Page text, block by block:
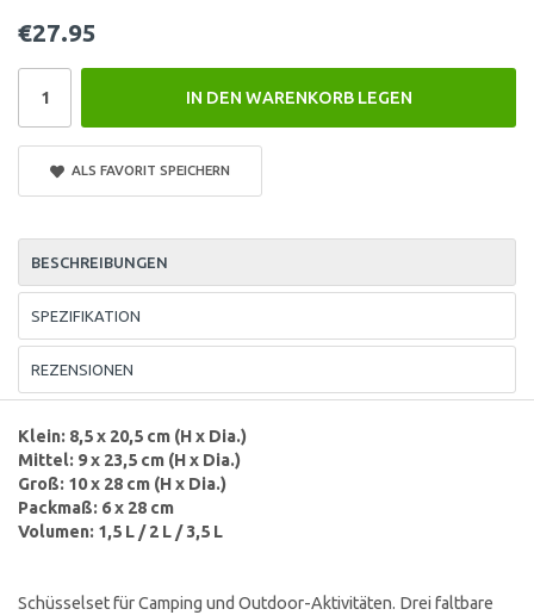
€27.95
IN DEN WARENKORB LEGEN
ALS FAVORIT SPEICHERN
BESCHREIBUNGEN
SPEZIFIKATION
REZENSIONEN
Klein: 8,5 x 20,5 cm (H x Dia.)
Mittel: 9 x 23,5 cm (H x Dia.)
Groß: 10 x 28 cm (H x Dia.)
Packmaß: 6 x 28 cm
Volumen: 1,5 L / 2 L / 3,5 L
Schüsselset für Camping und Outdoor-Aktivitäten. Drei faltbare